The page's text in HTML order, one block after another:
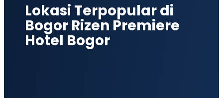
Lokasi Terpopular di
Bogor Rizen Premiere
Hotel Bogor